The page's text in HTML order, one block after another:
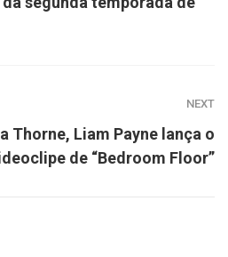
NEXT
Thorne, Liam Payne lança o
de “Bedroom Floor”